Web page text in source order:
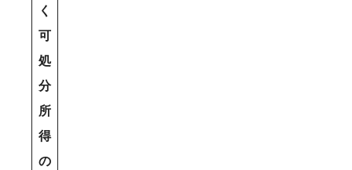
く
可
処
分
所
得
の